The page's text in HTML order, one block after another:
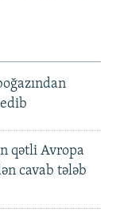
qətli Avropa
cavab tələb